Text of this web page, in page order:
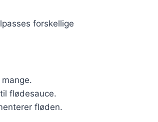
forskellige
flødesauce.
fløden.